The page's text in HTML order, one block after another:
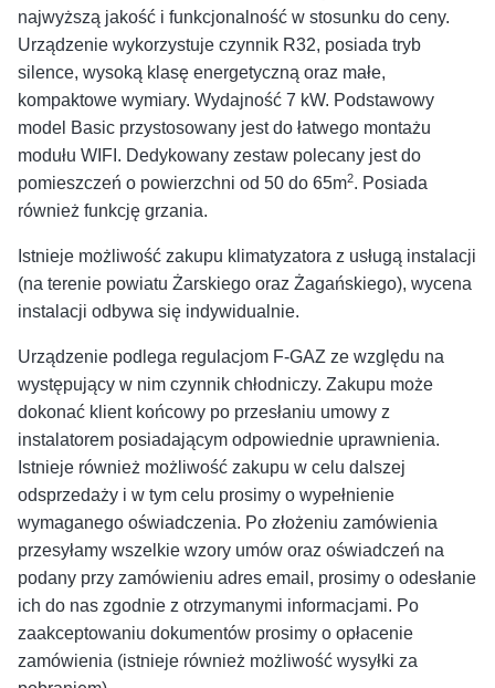
najwyższą jakość i funkcjonalność w stosunku do ceny.
Urządzenie wykorzystuje czynnik R32, posiada tryb
silence, wysoką klasę energetyczną oraz małe,
kompaktowe wymiary. Wydajność 7 kW. Podstawowy
model Basic przystosowany jest do łatwego montażu
modułu WIFI. Dedykowany zestaw polecany jest do
pomieszczeń o powierzchni od 50 do 65m2. Posiada
również funkcję grzania.
Istnieje możliwość zakupu klimatyzatora z usługą instalacji
(na terenie powiatu Żarskiego oraz Żagańskiego), wycena
instalacji odbywa się indywidualnie.
Urządzenie podlega regulacjom F-GAZ ze względu na
występujący w nim czynnik chłodniczy. Zakupu może
dokonać klient końcowy po przesłaniu umowy z
instalatorem posiadającym odpowiednie uprawnienia.
Istnieje również możliwość zakupu w celu dalszej
odsprzedaży i w tym celu prosimy o wypełnienie
wymaganego oświadczenia. Po złożeniu zamówienia
przesyłamy wszelkie wzory umów oraz oświadczeń na
podany przy zamówieniu adres email, prosimy o odesłanie
ich do nas zgodnie z otrzymanymi informacjami. Po
zaakceptowaniu dokumentów prosimy o opłacenie
zamówienia (istnieje również możliwość wysyłki za